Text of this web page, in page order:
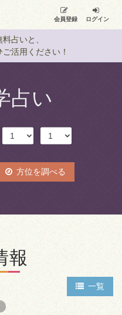
会員登録 ログイン
占いと、
活用ください！
占い
方位を調べる
報
一覧